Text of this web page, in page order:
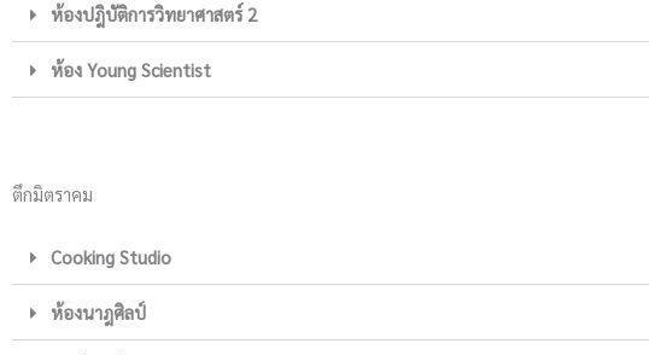
ห้องปฎิบัติการวิทยาศาสตร์ 2
ห้อง Young Scientist
ตึกมิตราคม
Cooking Studio
ห้องนาฎศิลป์